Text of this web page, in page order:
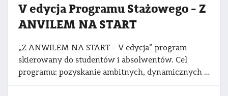
V edycja Programu Stażowego - Z
ANVILEM NA START
„Z ANWILEM NA START – V edycja” program
skierowany do studentów i absolwentów. Cel
programu: pozyskanie ambitnych, dynamicznych i nastawionych na rozwój studentów/ absolwentów, umożliwienie kandydatom nabycia umiejętności praktycznych, wprowadzenie młodych ludzi w tajniki pracy jednej z największych firm chemicznych w Polsce.